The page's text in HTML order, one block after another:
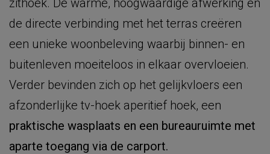
zithoek. De warme, hoogwaardige afwerking en
de directe verbinding met het terras creëren
een unieke woonbeleving waarbij binnen- en
buitenleven moeiteloos in elkaar overvloeien.
Verder bevinden zich op het gelijkvloers een
afzonderlijke tv-hoek aperitief hoek, een
praktische wasplaats en een bureauruimte met
aparte toegang via de carport.